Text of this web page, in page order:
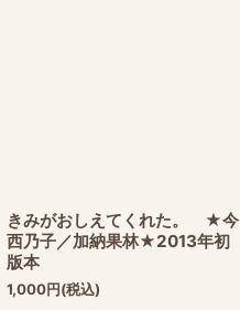
きみがおしえてくれた。 ★今
西乃子／加納果林★2013年初
版本
1,000円(税込)